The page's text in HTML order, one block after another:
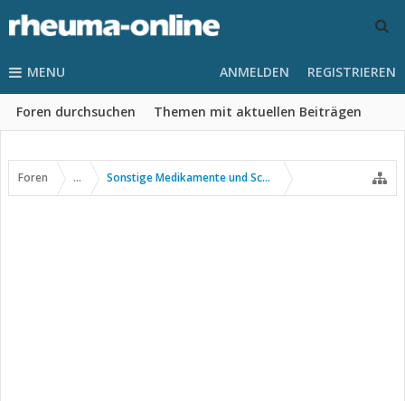
MENU
Foren durchsuchen Themen mit aktuellen Beiträgen
ANMELDEN REGISTRIEREN
Foren ... Sonstige Medikamente und Schmerztherapie